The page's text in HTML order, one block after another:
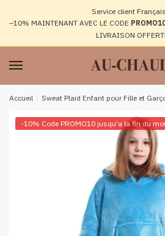
navigation
Service client
–10% MAINTENANT AVEC LE CODE
LIVRAISON
Accueil / Sweat Plaid Enfant pour Fille et
-10% Code PROMO10 jusqu'a la fin du